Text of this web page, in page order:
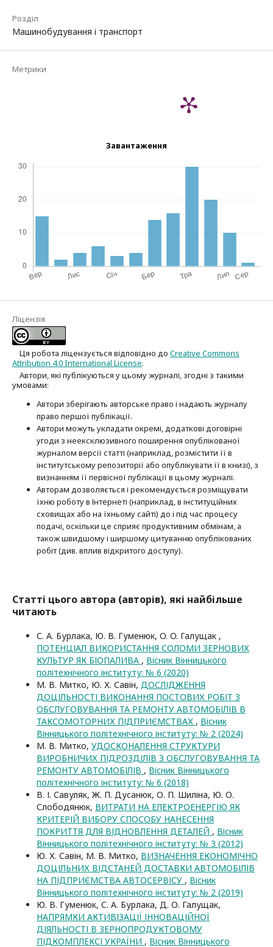
Розділ
Машинобудування і транспорт
Метрики
Завантаження
Ліцензія
Ця робота ліцензується відповідно до Creative Commons
Attribution 4.0 International License.
Автори, які публікуються у цьому журналі, згодні з такими
умовами:
Автори зберігають авторське право і надають журналу
право першої публі­кації.
Автори можуть укладати окремі, додат­кові договірні
угоди з неексклюзив­ного поширення опублікованої
журналом версії статті (наприклад, розмістити її в
інститутському репозиторії або опубліку­вати її в книзі), з
визнанням її первісної публікації в цьому журналі.
Авторам дозволяється і рекомендується розміщувати
їхню роботу в Інтернеті (наприклад, в інституційних
сховищах або на їхньому сайті) до і під час процесу
подачі, оскільки це сприяє продуктивним обмінам, а
також швидшому і ширшому цитуванню опубліко­ва­них
робіт (див. вплив відкритого доступу).
Статті цього автора (авторів), які найбільше
читають
С. А. Бурлака, Ю. В. Гуменюк, O. O. Галущак ,
ПОТЕНЦІАЛ ВИКОРИСТАННЯ СОЛОМИ ЗЕРНОВИХ
КУЛЬТУР ЯК БІОПАЛИВА , Вісник Вінницького
політехнічного інституту: № 6 (2020)
М. В. Митко, Ю. Х. Савін, ДОСЛІДЖЕННЯ
ДОЦІЛЬНОСТІ ВИКОНАННЯ ПОСТОВИХ РОБІТ З
ОБСЛУГОВУВАННЯ ТА РЕМОНТУ АВТОМОБІЛІВ В
ТАКСОМОТОРНИХ ПІДПРИЄМСТВАХ , Вісник
Вінницького політехнічного інституту: № 2 (2024)
М. В. Митко, УДОСКОНАЛЕННЯ СТРУКТУРИ
ВИРОБНИЧИХ ПІДРОЗДІЛІВ З ОБСЛУГОВУВАННЯ ТА
РЕМОНТУ АВТОМОБІЛІВ , Вісник Вінницького
політехнічного інституту: № 6 (2018)
В. І. Савуляк, Ж. П. Дусанюк, О. П. Шиліна, Ю. О.
Слободянюк, ВИТРАТИ НА ЕЛЕКТРОЕНЕРГІЮ ЯК
КРИТЕРІЙ ВИБОРУ СПОСОБУ НАНЕСЕННЯ
ПОКРИТТЯ ДЛЯ ВІДНОВЛЕННЯ ДЕТАЛЕЙ , Вісник
Вінницького політехнічного інституту: № 3 (2012)
Ю. Х. Савін, М. В. Митко, ВИЗНАЧЕННЯ ЕКОНОМІЧНО
ДОЦІЛЬНИХ ВІДСТАНЕЙ ДОСТАВКИ АВТОМОБІЛІВ
НА ПІДПРИЄМСТВА АВТОСЕРВІСУ , Вісник
Вінницького політехнічного інституту: № 2 (2019)
Ю. В. Гуменюк, С. А. Бурлака, Д. О. Галущак,
НАПРЯМКИ АКТИВІЗАЦІЇ ІННОВАЦІЙНОЇ
ДІЯЛЬНОСТІ В ЗЕРНОПРОДУКТОВОМУ
ПІДКОМПЛЕКСІ УКРАЇНИ , Вісник Вінницького